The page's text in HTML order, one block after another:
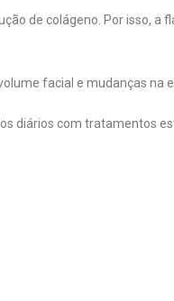
de colágeno. Por isso, a
facial e mudanças na
diários com tratamentos